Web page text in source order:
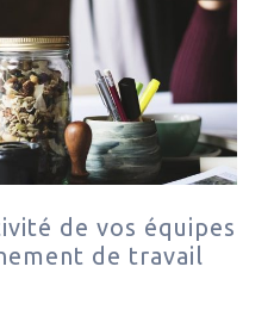
de vos équipes
de travail